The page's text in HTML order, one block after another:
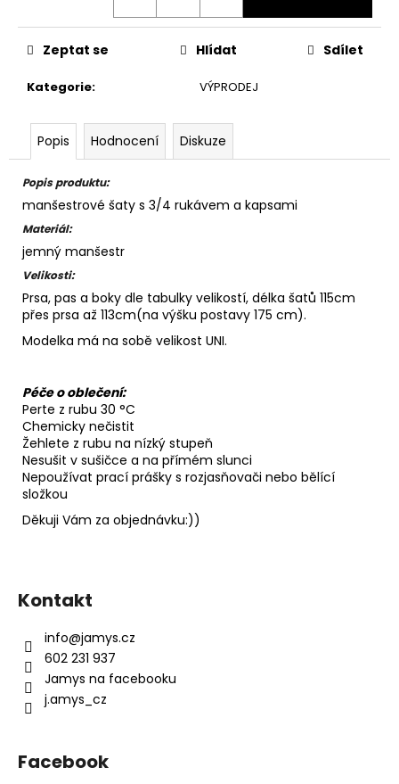
Kategorie: VÝPRODEJ
Zeptat se Hlídat Sdílet
Popis Hodnocení Diskuze
Popis produktu:
manšestrové šaty s 3/4 rukávem a kapsami
Materiál:
jemný manšestr
Velikosti:
Prsa, pas a boky dle tabulky velikostí, délka šatů 115cm
přes prsa až 113cm(na výšku postavy 175 cm).
Modelka má na sobě velikost UNI.
Péče o oblečení:
Perte z rubu 30 °C
Chemicky nečistit
Žehlete z rubu na nízký stupeň
Nesušit v sušičce a na přímém slunci
Nepoužívat prací prášky s rozjasňovači nebo bělící
složkou
Děkuji Vám za objednávku:))
Kontakt
info@jamys.cz
602 231 937
Jamys na facebooku
j.amys_cz
Facebook